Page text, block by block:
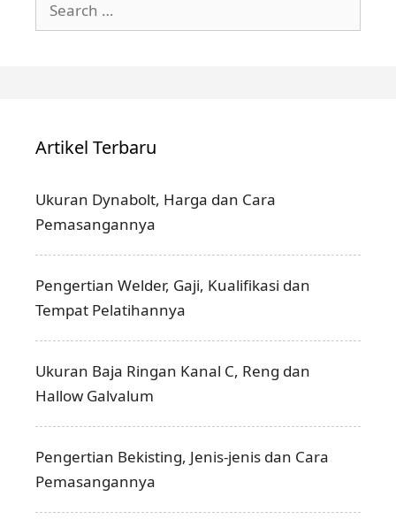
Artikel Terbaru
Ukuran Dynabolt, Harga dan Cara
Pemasangannya
Pengertian Welder, Gaji, Kualifikasi dan
Tempat Pelatihannya
Ukuran Baja Ringan Kanal C, Reng dan
Hallow Galvalum
Pengertian Bekisting, Jenis-jenis dan Cara
Pemasangannya